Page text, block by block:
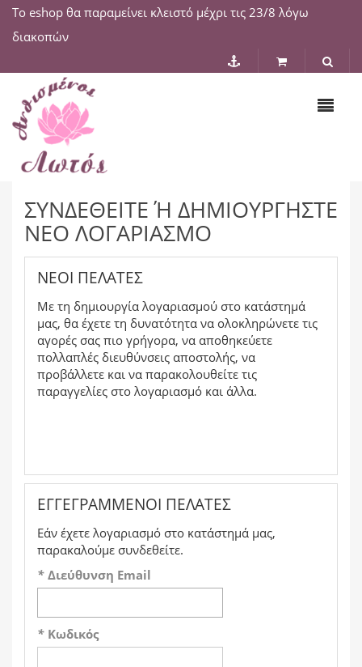
Το eshop θα παραμείνει κλειστό μέχρι τις 23/8 λόγω
διακοπών
ΣΥΝΔΕΘΕΊΤΕ Ή ΔΗΜΙΟΥΡΓΉΣΤΕ Ν
ΈΟ ΛΟΓΑΡΙΑΣΜΌ
ΝΈΟΙ ΠΕΛΆΤΕΣ
Με τη δημιουργία λογαριασμού στο κατάστημά
μας, θα έχετε τη δυνατότητα να ολοκληρώνετε τις
αγορές σας πιο γρήγορα, να αποθηκεύετε
πολλαπλές διευθύνσεις αποστολής, να
προβάλλετε και να παρακολουθείτε τις
παραγγελίες στο λογαριασμό και άλλα.
ΕΓΓΕΓΡΑΜΜΈΝΟΙ ΠΕΛΆΤΕΣ
Εάν έχετε λογαριασμό στο κατάστημά μας,
παρακαλούμε συνδεθείτε.
* Διεύθυνση Email
* Κωδικός